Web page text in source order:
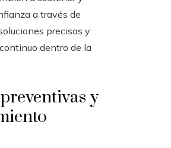
a través de
precisas y
dentro de la
y